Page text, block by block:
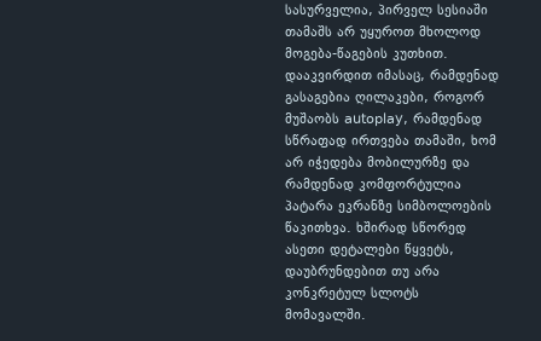
სასურველია, პირველ სესიაში
თამაშს არ უყუროთ მხოლოდ
მოგება-წაგების კუთხით.
დააკვირდით იმასაც, რამდენად
გასაგებია ღილაკები, როგორ
მუშაობს autoplay, რამდენად
სწრაფად ირთვება თამაში, ხომ
არ იჭედება მობილურზე და
რამდენად კომფორტულია
პატარა ეკრანზე სიმბოლოების
წაკითხვა. ხშირად სწორედ
ასეთი დეტალები წყვეტს,
დაუბრუნდებით თუ არა
კონკრეტულ სლოტს
მომავალში.